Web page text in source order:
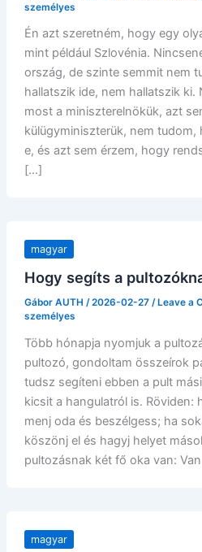
személyes
Én azt szeretném, hogy egy
mint például Szlovénia.
ország, de szinte semmit nem
hallatszik ide, nem hallatszik ki.
most a miniszterelnökük, azt
külügyminiszterük, nem
e, és azt sem érzem, hogy
[…]
magyar
Hogy segíts a
Gábor AUTH /2026-02-27 / Leave a
személyes
Több hónapja nyomjuk a
pultozó, gondoltam összeírok
tudsz segíteni ebben a pult
kicsit a hangulatról is. Röviden:
menj oda és beszélgess; ha
köszönj el és hagyj helyet
pultozásnak két fő oka van: Van
magyar